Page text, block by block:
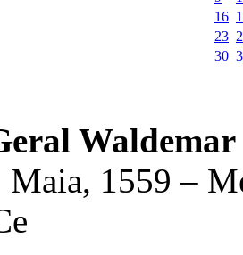
16
23
30
Maia, 1559 –